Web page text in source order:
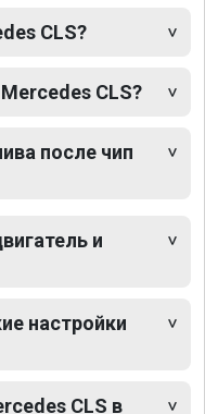
CLS?
CLS?
после чип
и
настройки
CLS в